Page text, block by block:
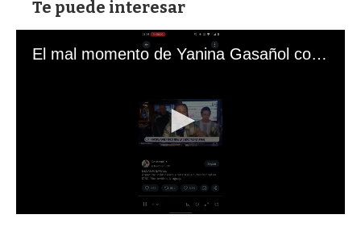
Te puede interesar
El mal momento de Yanina Gasañol con un hincha argentino en "Subrayado"